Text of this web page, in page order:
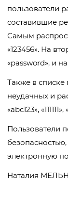
пользователи
составившие
Самым
«123456». На
«password», и
Также в списке
неудачных и
«abc123»,
Пользователи
электронную
Наталия